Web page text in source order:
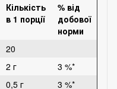
Кількість
в 1 порції
% від
добової
норми
20
2 г
3 %*
0,5 г
3 %*